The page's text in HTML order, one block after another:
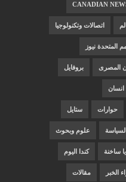
CANADIAN
اتصالات وتكنولوجيا
المتحدة نيوز
المصرى بروفايل
حوارات ستايل
علوم وبحوث
ساخنة كندا اليوم
الخبر مقالات